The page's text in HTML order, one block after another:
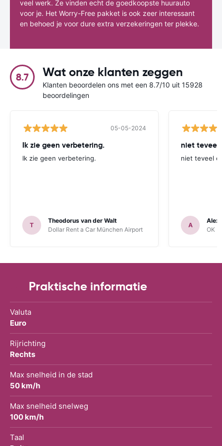
veel werk. Ze vinden echt de goedkoopste huurauto
voor je. Het Worry-Free pakket is ook zeer interessant
en behoed je voor dure extra verzekeringen ter plekke.
8.7 Wat onze klanten zeggen
Klanten beoordelen ons met een 8.7/10 uit 15928
beoordelingen
05-05-2024
Ik zie geen verbetering.
Ik zie geen verbetering.
T
Theodorus van der Walt
Dollar Rent a Car München Airport
niet teveel
niet teveel
A
OK
Praktische informatie
Valuta
Euro
Rijrichting
Rechts
Max snelheid in de stad
50 km/h
Max snelheid snelweg
100 km/h
Taal